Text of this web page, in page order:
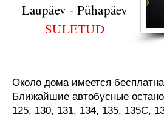
Laupäev - Pühapäev
SULETUD
Около дома имеется
Ближайшие автобусные
125, 130, 131, 134, 135, 135C,